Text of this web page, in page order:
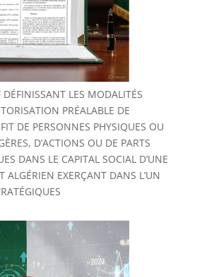
DÉFINISSANT LES MODALITÉS
PRÉALABLE DE
DE PERSONNES PHYSIQUES OU
D’ACTIONS OU DE PARTS
DANS LE CAPITAL SOCIAL D’UNE
ALGÉRIEN EXERÇANT DANS L’UN